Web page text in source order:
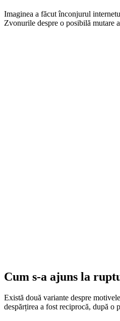
Imaginea a făcut înconjurul
Zvonurile despre o posibilă mutare
Cum s-a ajuns la
Există două variante despre
despărțirea a fost reciprocă, după o